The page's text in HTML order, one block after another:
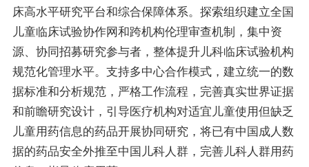
床高水平研究平台和综合保障体系。探索组织建立全国
儿童临床试验协作网和跨机构伦理审查机制，集中资
源、协同招募研究参与者，整体提升儿科临床试验机构
规范化管理水平。支持多中心合作模式，建立统一的数
据标准和分析规范，严格工作流程，完善真实世界证据
和前瞻研究设计，引导医疗机构对适宜儿童使用但缺乏
儿童用药信息的药品开展协同研究，将已有中国成人数
据的药品安全外推至中国儿科人群，完善儿科人群用药